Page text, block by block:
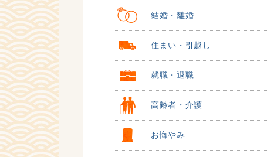
結婚・離婚
住まい・引越し
就職・退職
高齢者・介護
お悔やみ